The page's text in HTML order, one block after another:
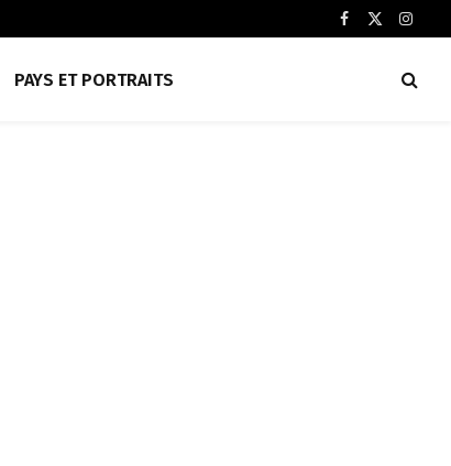
Facebook
X
PAYS ET PORTRAITS